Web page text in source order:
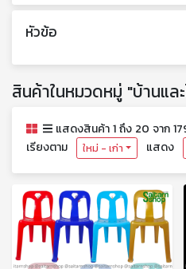
หัวข้อ
สินค้าในหมวดหมู่ "บ้านแล
แสดงสินค้า 1 ถึง 20 จาก
เรียงตาม
ใหม่ - เก่า แสดง